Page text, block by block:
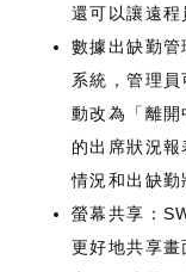
還可以讓遠程
數據出缺勤
系統，管理
動改為「離
的出席狀況
情況和出缺勤
螢幕共享：
更好地共享